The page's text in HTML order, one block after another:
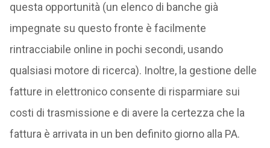
questa opportunità (un elenco di banche già
impegnate su questo fronte è facilmente
rintracciabile online in pochi secondi, usando
qualsiasi motore di ricerca). Inoltre, la gestione delle
fatture in elettronico consente di risparmiare sui
costi di trasmissione e di avere la certezza che la
fattura è arrivata in un ben definito giorno alla PA.